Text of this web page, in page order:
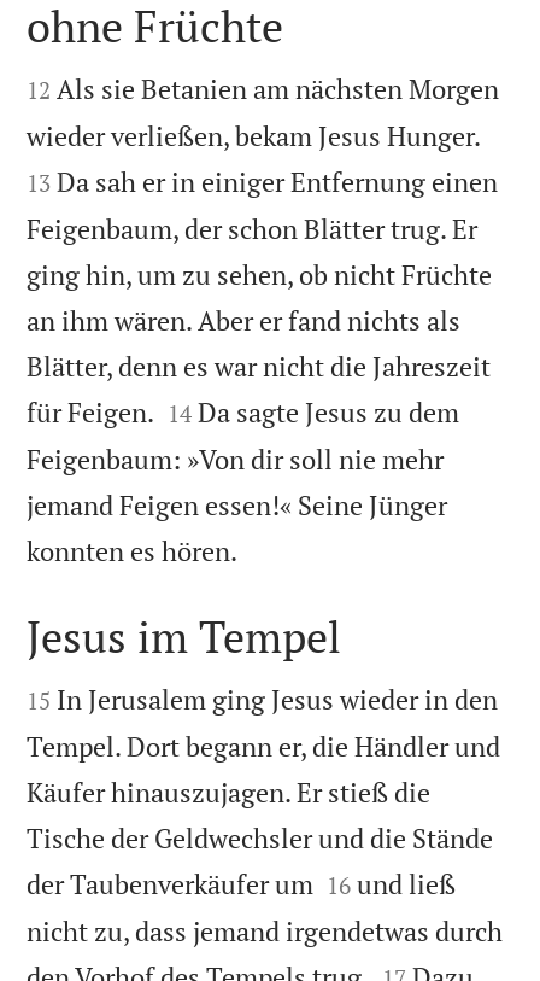

ohne Früchte

12 Als sie Betanien am nächsten Morgen
wieder verließen, bekam Jesus Hunger.
13 Da sah er in einiger Entfernung einen
Feigenbaum, der schon Blätter trug. Er
ging hin, um zu sehen, ob nicht Früchte
an ihm wären. Aber er fand nichts als
Blätter, denn es war nicht die Jahreszeit
für Feigen. 

14 Da sagte Jesus zu dem
Feigenbaum: »Von dir soll nie mehr
jemand Feigen essen!« Seine Jünger
konnten es hören.

Jesus im Tempel

15 In Jerusalem ging Jesus wieder in den
Tempel. Dort begann er, die Händler und
Käufer hinauszujagen. Er stieß die
Tische der Geldwechsler und die Stände
der Taubenverkäufer um 

16 und ließ
nicht zu, dass jemand irgendetwas durch